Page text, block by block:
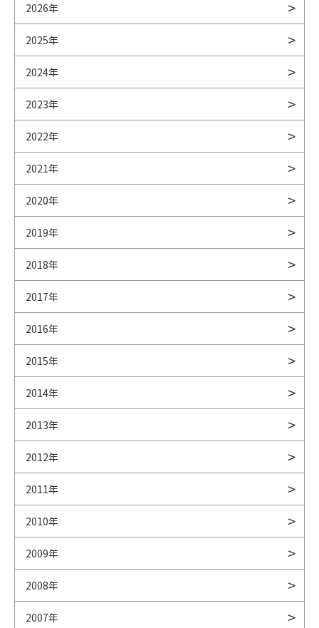
2026年
2025年
2024年
2023年
2022年
2021年
2020年
2019年
2018年
2017年
2016年
2015年
2014年
2013年
2012年
2011年
2010年
2009年
2008年
2007年